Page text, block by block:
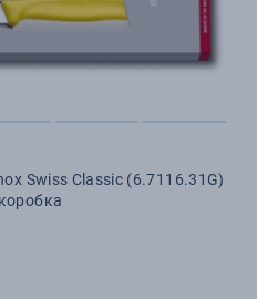
Swiss Classic (6.7116.31G)